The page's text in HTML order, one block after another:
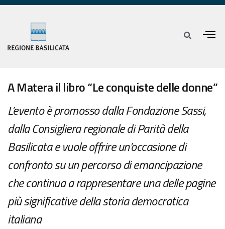
A Matera il libro “Le conquiste delle donne”
L’evento è promosso dalla Fondazione Sassi,
dalla Consigliera regionale di Parità della
Basilicata e vuole offrire un’occasione di
confronto su un percorso di emancipazione
che continua a rappresentare una delle pagine
più significative della storia democratica
italiana